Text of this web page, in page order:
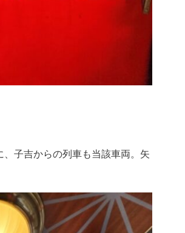
、子吉からの列車も当該車両。矢